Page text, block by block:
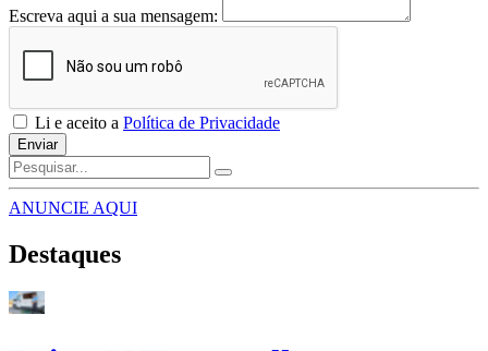
Escreva aqui a sua mensagem:
Li e aceito a Política de Privacidade
Enviar
ANUNCIE AQUI
Destaques